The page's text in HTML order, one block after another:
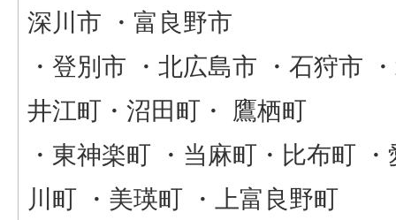
深川市 ・富良野市
・登別市 ・北広島市 ・石狩市
井江町・沼田町・ 鷹栖町
・東神楽町 ・当麻町・比布町
川町 ・美瑛町 ・上富良野町